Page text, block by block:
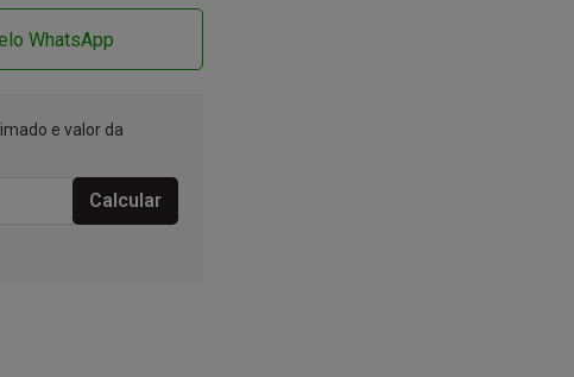
WhatsApp
e valor da